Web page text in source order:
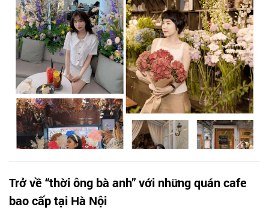
Trở về “thời ông bà anh” với những quán cafe
bao cấp tại Hà Nội